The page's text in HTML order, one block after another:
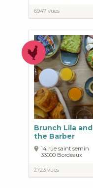
6947 vues
Brunch Lila and
the Barber
14 rue saint sernin
33000 Bordeaux
2723 vues